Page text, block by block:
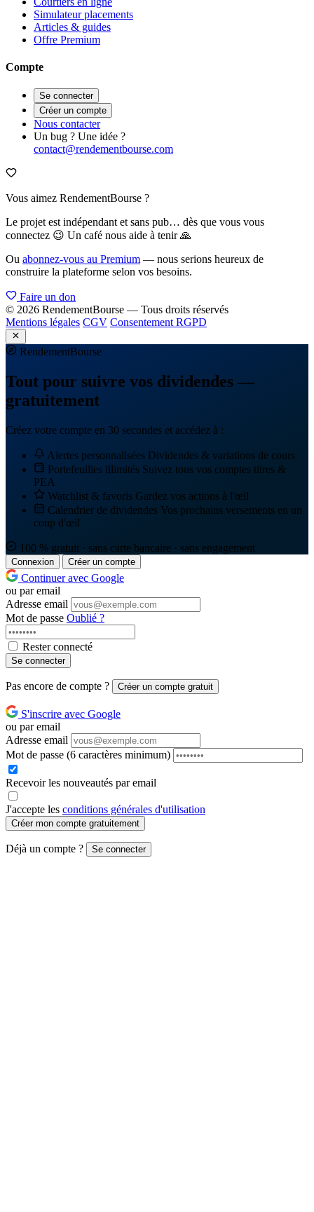
Simulateur placements
Articles & guides
Offre Premium
Compte
Se connecter
Créer un compte
Nous contacter
Un bug ? Une idée ?
contact@rendementbourse.com
Vous aimez RendementBourse ?
Le projet est indépendant et sans pub… dès que vous vous
connectez 😉 Un café nous aide à tenir 🙏
Ou abonnez-vous au Premium — nous serions heureux de
construire la plateforme selon vos besoins.
Faire un don
© 2026 RendementBourse — Tous droits réservés
Mentions légales CGV Consentement RGPD
RendementBourse
Tout pour suivre vos dividendes —
gratuitement
Créez votre compte en 30 secondes et accédez à :
Alertes personnalisées Dividendes & variations de cours
Portefeuilles illimités Suivez tous vos comptes titres &
PEA
Watchlist & favoris Gardez vos actions à l'œil
Calendrier de dividendes Vos prochains versements en un
coup d'œil
100 % gratuit · sans carte bancaire · sans engagement
Connexion Créer un compte
Continuer avec Google
ou par email
Adresse email
Mot de passe Oublié ?
Rester connecté
Se connecter
Pas encore de compte ? Créer un compte gratuit
S'inscrire avec Google
ou par email
Adresse email
Mot de passe (6 caractères minimum)
Recevoir les nouveautés par email
J'accepte les conditions générales d'utilisation
Créer mon compte gratuitement
Déjà un compte ? Se connecter